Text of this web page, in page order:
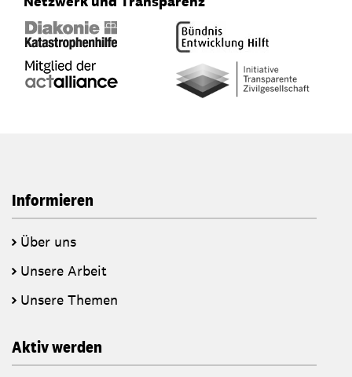
Informieren
Über uns
Unsere Arbeit
Unsere Themen
Aktiv werden